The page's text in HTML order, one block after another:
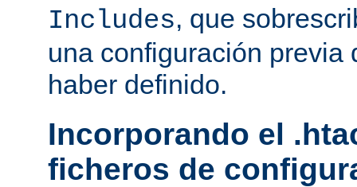
Includes, que
una configuración previa
haber definido.
Incorporando el
ficheros de